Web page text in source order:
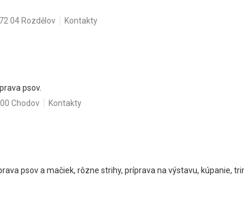
04 Rozdělov Kontakty
psov.
Chodov Kontakty
psov a mačiek, rôzne strihy, príprava na výstavu, kúpanie,